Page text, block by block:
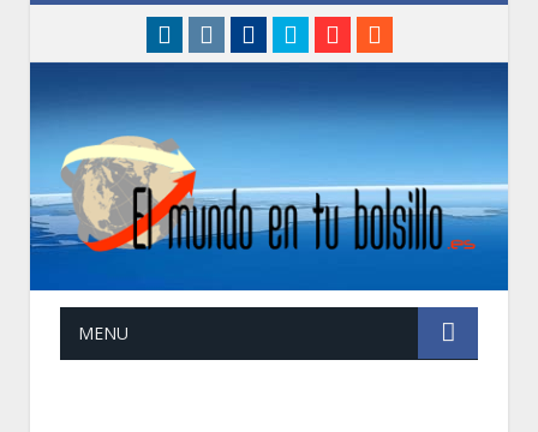
linkedininstagram
Facebook
TwitterGoogle+
MENU